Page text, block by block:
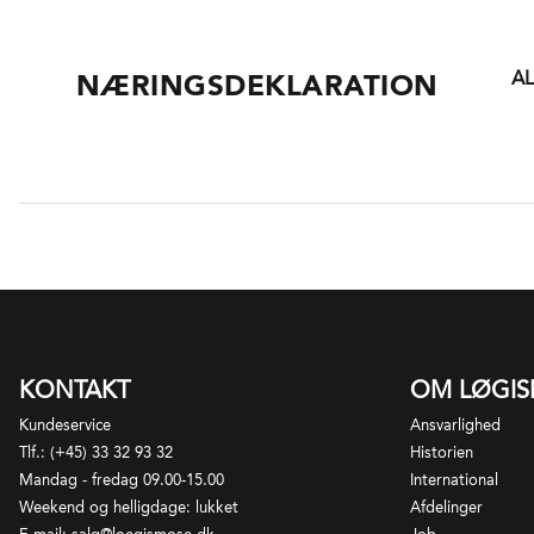
I
NÆRINGSDEKLARATION
KONTAKT
Kundeservice
Tlf.: (+45) 33 32 93 32
Mandag - fredag 09.00-15.00
Weekend og helligdage: lukket
OM
Ansvarlighed
Historien
International
Afdelinger